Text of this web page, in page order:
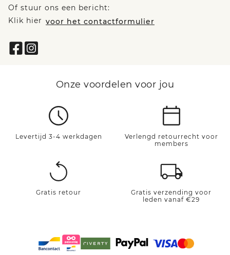
Of stuur ons een bericht:
Klik hier voor het contactformulier
Onze voordelen voor jou
Levertijd 3-4 werkdagen
Verlengd retourrecht voor
members
Gratis retour
Gratis verzending voor
leden vanaf €29